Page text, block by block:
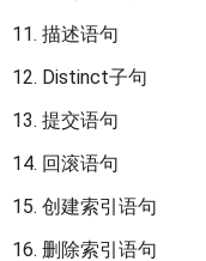
描述语句
Distinct子句
提交语句
回滚语句
创建索引语句
删除索引语句